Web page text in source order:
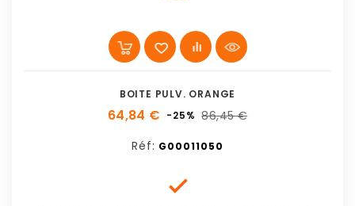
BOITE PULV. ORANGE
64,84 € -25% 86,45 €
Réf: G00011050
